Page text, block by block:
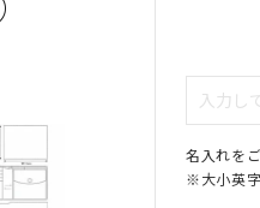
名入れを
※大小英